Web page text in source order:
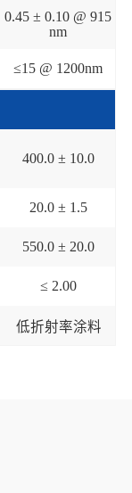
0.45 ± 0.10 @ 915
nm
≤15 @ 1200nm
400.0 ± 10.0
20.0 ± 1.5
550.0 ± 20.0
≤ 2.00
低折射率涂料